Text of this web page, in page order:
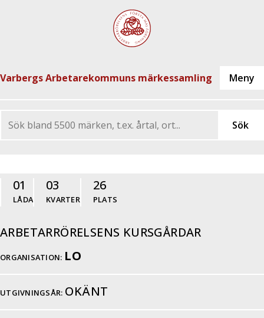
Varbergs Arbetarekommuns märkessamling
01
LÅDA
03
KVARTER
26
PLATS
ARBETARRÖRELSENS KURSGÅRDAR
ORGANISATION: LO
UTGIVNINGSÅR: OKÄNT